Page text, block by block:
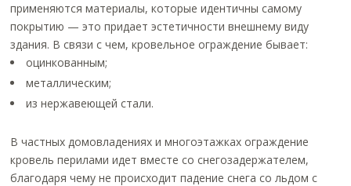
применяются материалы, которые идентичны самому
покрытию — это придает эстетичности внешнему виду
здания. В связи с чем, кровельное ограждение бывает:
оцинкованным;
металлическим;
из нержавеющей стали.
В частных домовладениях и многоэтажках ограждение
кровель перилами идет вместе со снегозадержателем,
благодаря чему не происходит падение снега со льдом с